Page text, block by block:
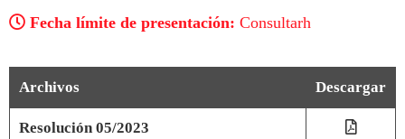
Fecha límite de presentación: Consultarh
Archivos Descargar
Resolución 05/2023